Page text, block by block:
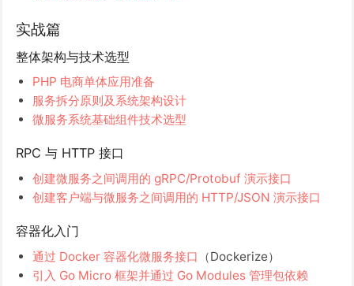
实战篇
整体架构与技术选型
PHP 电商单体应用准备
服务拆分原则及系统架构设计
微服务系统基础组件技术选型
RPC 与 HTTP 接口
创建微服务之间调用的 gRPC/Protobuf 演示接口
创建客户端与微服务之间调用的 HTTP/JSON 演示接口
容器化入门
通过 Docker 容器化微服务接口 （Dockerize）
引入 Go Micro 框架并通过 Go Modules 管理包依赖